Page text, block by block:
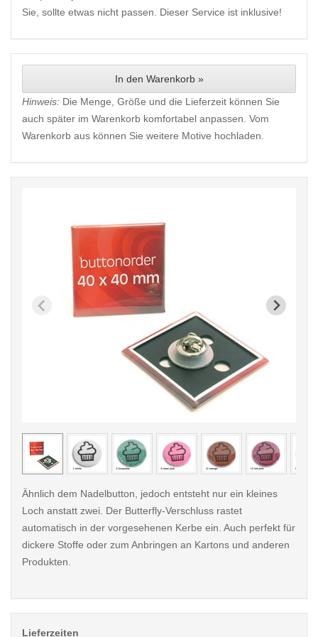
Sie, sollte etwas nicht passen. Dieser Service ist inklusive!
In den Warenkorb »
Hinweis: Die Menge, Größe und die Lieferzeit können Sie
auch später im Warenkorb komfortabel anpassen. Vom
Warenkorb aus können Sie weitere Motive hochladen.
< /picture>
Ähnlich dem Nadelbutton, jedoch entsteht nur ein kleines
Loch anstatt zwei. Der Butterfly-Verschluss rastet
automatisch in der vorgesehenen Kerbe ein. Auch perfekt für
dickere Stoffe oder zum Anbringen an Kartons und anderen
Produkten.
Lieferzeiten